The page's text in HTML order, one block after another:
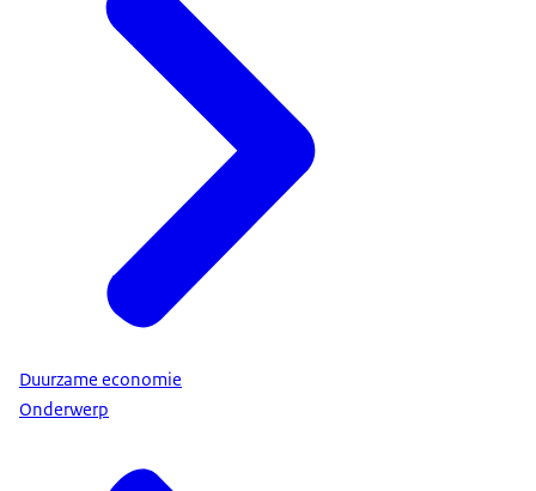
Duurzame economie
Onderwerp